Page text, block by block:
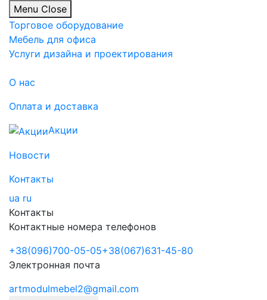
Menu Close
Торговое оборудование
Мебель для офиса
Услуги дизайна и проектирования
О нас
Оплата и доставка
Акции
Новости
Контакты
ua ru
Контакты
Контактные номера телефонов
+38(096)700-05-05+38(067)631-45-80
Электронная почта
artmodulmebel2@gmail.com